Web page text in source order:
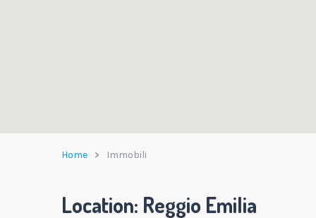
Home Immobili
Location: Reggio Emilia